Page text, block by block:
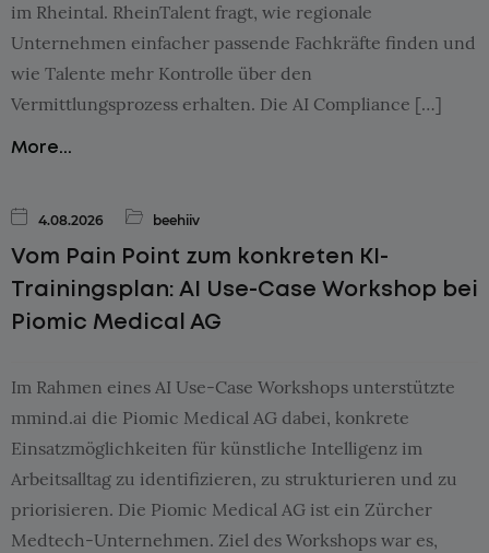
im Rheintal. RheinTalent fragt, wie regionale
Unternehmen einfacher passende Fachkräfte finden und
wie Talente mehr Kontrolle über den
Vermittlungsprozess erhalten. Die AI Compliance […]
More...
4.08.2026 beehiiv
Vom Pain Point zum konkreten KI-
Trainingsplan: AI Use-Case Workshop bei
Piomic Medical AG
Im Rahmen eines AI Use-Case Workshops unterstützte
mmind.ai die Piomic Medical AG dabei, konkrete
Einsatzmöglichkeiten für künstliche Intelligenz im
Arbeitsalltag zu identifizieren, zu strukturieren und zu
priorisieren. Die Piomic Medical AG ist ein Zürcher
Medtech-Unternehmen. Ziel des Workshops war es,